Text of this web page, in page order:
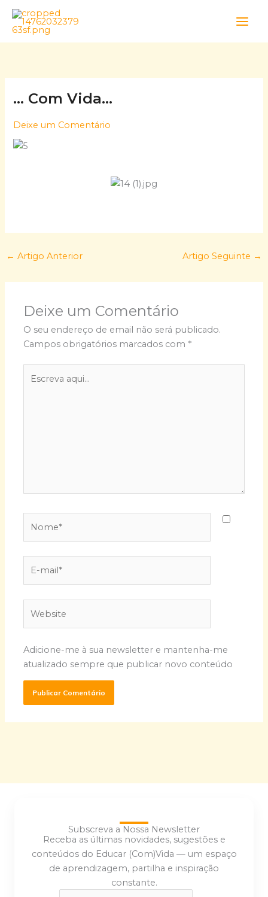
Skip
content
… Com Vida…
Deixe um Comentário
← Artigo Anterior Artigo Seguinte →
Deixe um Comentário
O seu endereço de email não será publicado.
Campos obrigatórios marcados com *
aqui...
mail*
Adicione-me à sua newsletter e mantenha-me
atualizado sempre que publicar novo conteúdo
Subscreva a Nossa Newsletter
Receba as últimas novidades, sugestões e
conteúdos do Educar (Com)Vida — um espaço
de aprendizagem, partilha e inspiração
constante.